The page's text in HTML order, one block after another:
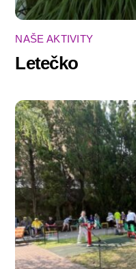
NAŠE AKTIVITY
Letečko